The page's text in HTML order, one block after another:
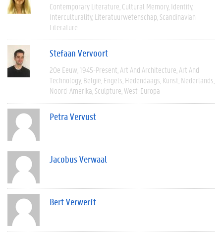
Contemporary Literature Cultural Memory Identity
Interculturality Literatuurwetenschap Scandinavian
Literature
Stefaan Vervoort
20e Eeuw 1945-Present Art And Architecture Art And
Technology België Engels Hedendaags Kunst Nederlands
Noord-Amerika Sculpture West-Europa
Petra Vervust
Jacobus Verwaal
Bert Verwerft